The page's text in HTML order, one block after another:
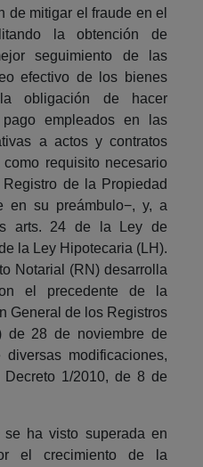
de mitigar el fraude en el
la obtención de
seguimiento de las
efectivo de los bienes
obligación de hacer
empleados en las
a actos y contratos
requisito necesario
de la Propiedad
en su preámbulo−, y, a
arts. 24 de la Ley de
la Ley Hipotecaria (LH).
Notarial (RN) desarrolla
el precedente de la
General de los Registros
de 28 de noviembre de
modificaciones,
1/2010, de 8 de
se ha visto superada en
el crecimiento de la